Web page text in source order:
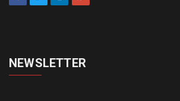
NEWSLETTER